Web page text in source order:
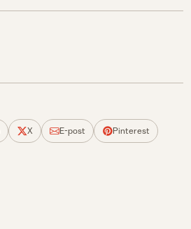
X E-post Pinterest